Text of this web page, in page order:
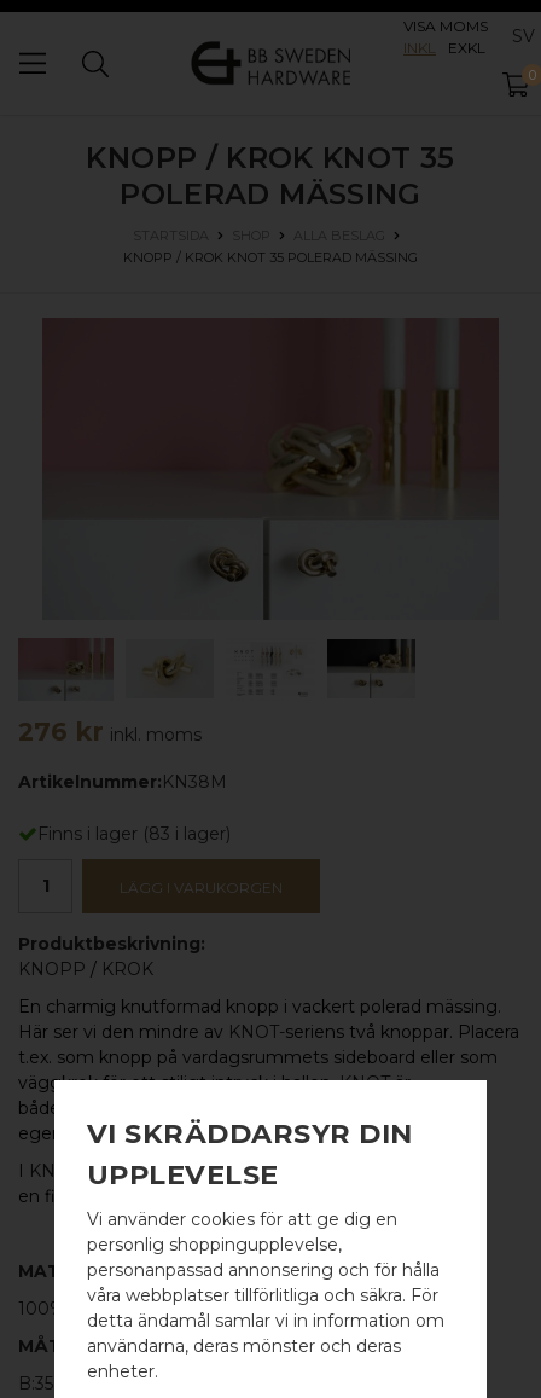
VISA MOMS
INKL
EXKL SV
WELCOME TO
0
KNOPP / KROK KNOT 35
POLERAD MÄSSING
STARTSIDA SHOP
ALLA BESLAG
KNOPP / KROK KNOT 35 POLERAD MÄSSING
276 kr inkl. moms
Artikelnummer:KN38M
Finns i lager (83 i lager)
LÄGG I VARUKORGEN
Produktbeskrivning:
KNOPP / KROK
En charmig knutformad knopp i vackert polerad mässing.
Här ser vi den mindre av KNOT-seriens två knoppar. Placera
t.ex. som knopp på vardagsrummets sideboard eller som
väggkrok för ett stiligt intryck i hallen.KNOTär
både underbartgreppvänlig och har utmärkta häng-
egenskaper.
I KNOT -serien finns även ett fantastiskt
en fin knut på mitten.
MATERIAL
100% POLERAD MÄSSING
MÅTT
B:35MM H:35MM
VI SKRÄDDARSYR DIN
UPPLEVELSE
Vi använder cookies för att ge dig en
personlig shoppingupplevelse,
personanpassad annonsering och för hålla
våra webbplatser tillförlitliga och säkra. För
detta ändamål samlar vi in information om
användarna, deras mönster och deras
enheter.